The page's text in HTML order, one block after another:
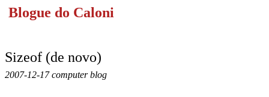
Blogue do Caloni
Sizeof (de novo)
2007-12-17 computer blog